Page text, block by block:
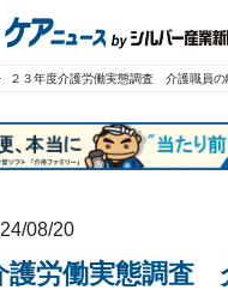
２３年度介護労働実態調査 介護職員の
08/20
護労働実態調査